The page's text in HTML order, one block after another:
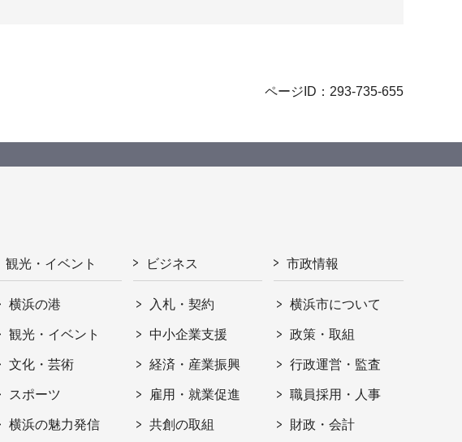
ページID：293-735-655
観光・イベント
横浜の港
観光・イベント
文化・芸術
スポーツ
横浜の魅力発信
ビジネス
入札・契約
中小企業支援
経済・産業振興
雇用・就業促進
共創の取組
市政情報
横浜市について
政策・取組
行政運営・監査
職員採用・人事
財政・会計